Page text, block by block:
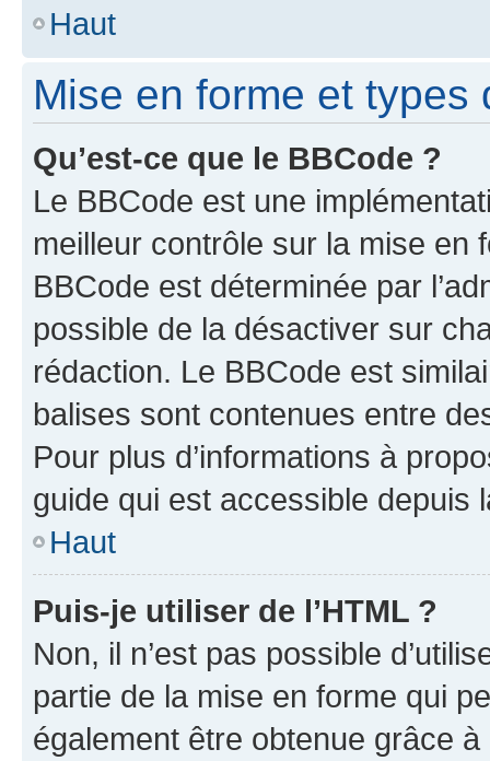
Haut
Mise en forme et types
Qu’est-ce que le BBCode ?
Le BBCode est une
meilleur contrôle sur la mise en
BBCode est déterminée par
possible de la désactiver sur
rédaction. Le BBCode est
balises sont contenues entre
Pour plus d’informations à
guide qui est accessible depuis
Haut
Puis-je utiliser de l’HTML ?
Non, il n’est pas possible
partie de la mise en forme qui
également être obtenue grâce à